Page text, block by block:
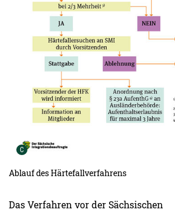
C Urheber der Grafik:
Ablauf des Härtefallverfahrens
Das Verfahren vor der Sächsischen